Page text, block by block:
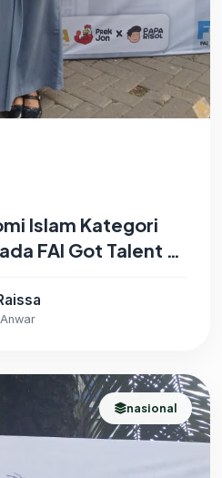
Islam Kategori
FAI Got Talent XI
Sidoarjo
nasional